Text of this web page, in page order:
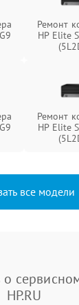
Ремонт
HP Elite
Ремонт
HP Elite
все модели
HP.RU